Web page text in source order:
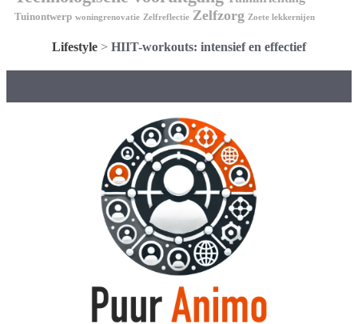
Tuinontwerp woningrenovatie Zelfreflectie Zelfzorg Zoete lekkernijen
Lifestyle > HIIT-workouts: intensief en effectief